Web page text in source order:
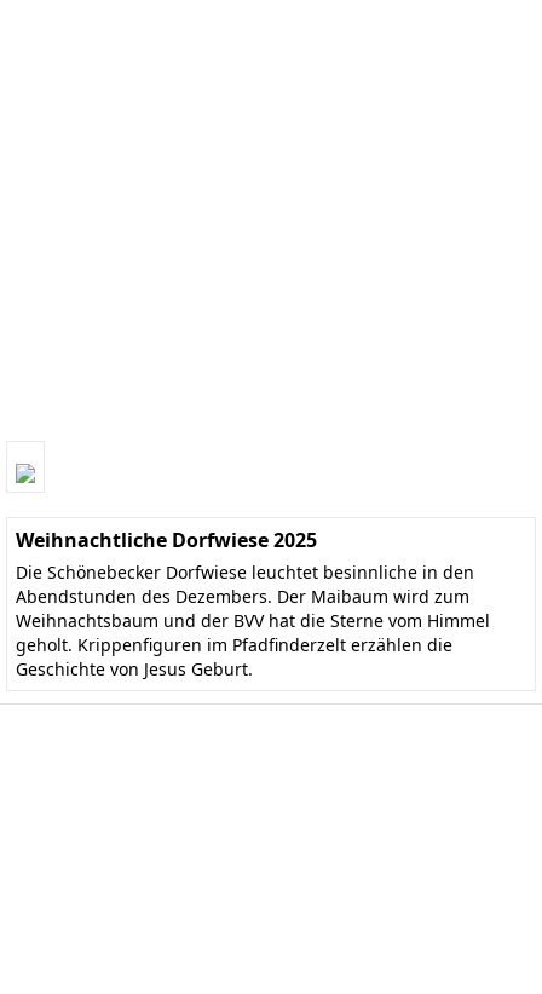
Weihnachtliche Dorfwiese 2025
Die Schönebecker Dorfwiese leuchtet besinnliche in den
Abendstunden des Dezembers. Der Maibaum wird zum
Weihnachtsbaum und der BVV hat die Sterne vom Himmel
geholt. Krippenfiguren im Pfadfinderzelt erzählen die
Geschichte von Jesus Geburt.